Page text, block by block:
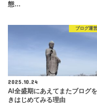
態…
ブログ運営
2025.10.24
AI全盛期にあえてまたブログ
きはじめてみる理由